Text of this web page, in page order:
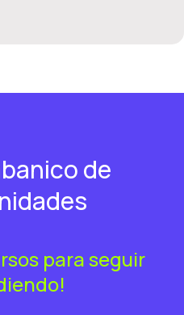
de
para seguir